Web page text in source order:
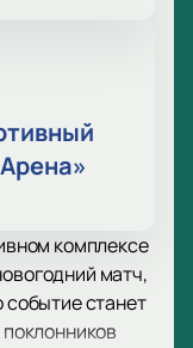
комплексе
матч,
станет